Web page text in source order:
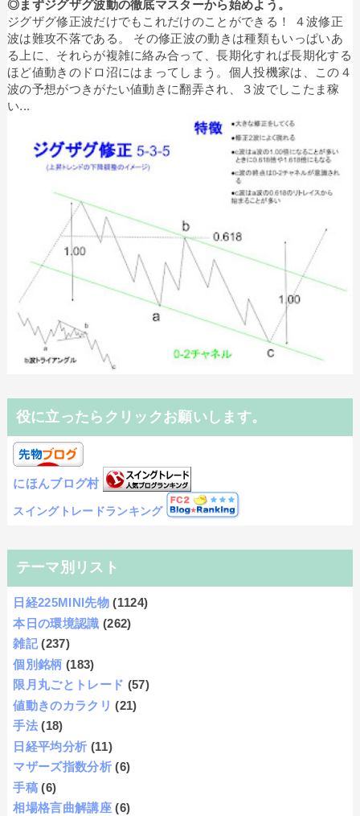
◎まずジグザグ波動の徹底マスターから始めよう。
ジグザグ修正波だけでもこれだけのことができる！ ４波修正
波は難攻不落である。 その修正波の動きは種類もいっぱいあ
る上に、それらが複雑に絡み合って、長期化すれば長期化する
ほど値動きのドロ沼にはまってしまう。個人投機家は、この４
波の予想がつきがたい値動きに翻弄され、３波でしこたま稼
い...
役に立ったらクリックお願いします。
にほんブログ村
スイングトレードランキング
テーマ別リスト
日経225MINI先物 (1124)
本日の環境認識 (262)
雑記 (237)
個別銘柄 (183)
限月丸ごとトレード (57)
値動きのカラクリ (21)
手法 (18)
日経平均分析 (11)
マザーズ指数分析 (6)
手稿 (6)
相場格言曲解講座 (6)